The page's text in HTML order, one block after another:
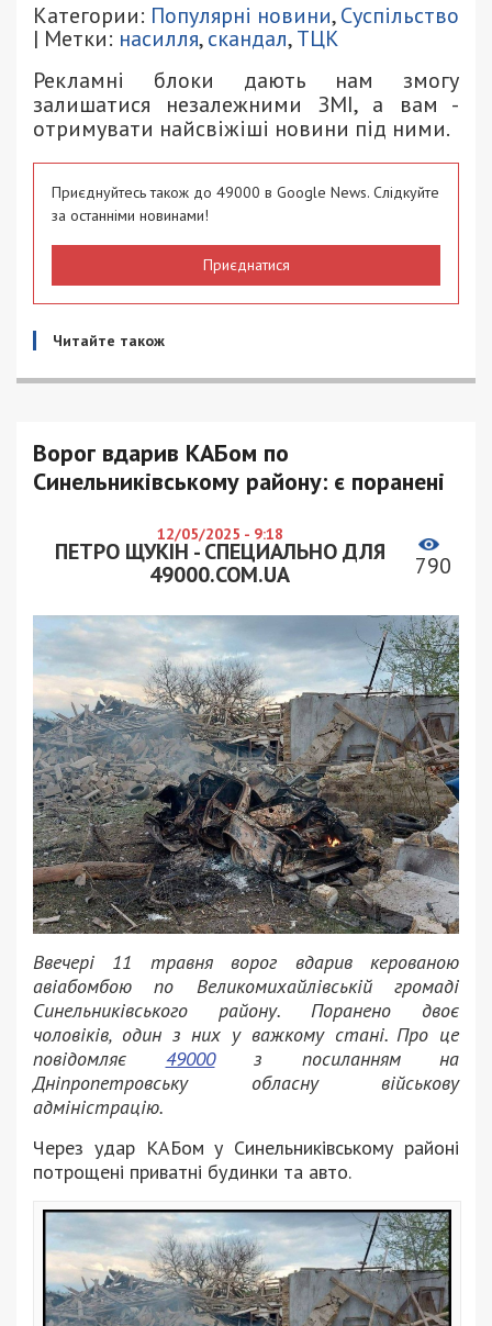
Категории: Популярні новини,Суспільство
| Метки: насилля,скандал,ТЦК
Рекламні блоки дають нам змогу
залишатися незалежними ЗМІ, а вам -
отримувати найсвіжіші новини під ними.
Приєднуйтесь також до 49000 в Google News. Слідкуйте
за останніми новинами!
Приєднатися
Читайте також
Ворог вдарив КАБом по
Синельниківському району: є поранені
12/05/2025 - 9:18
ПЕТРО ЩУКІН - СПЕЦИАЛЬНО ДЛЯ
49000.COM.UA
790
Ввечері 11 травня ворог вдарив керованою
авіабомбою по Великомихайлівській громаді
Синельниківського району. Поранено двоє
чоловіків, один з них у важкому стані. Про це
повідомляє 49000з посиланням на
Дніпропетровську обласну військову
адміністрацію.
Через удар КАБом у Синельниківському районі
потрощені приватні будинки та авто.